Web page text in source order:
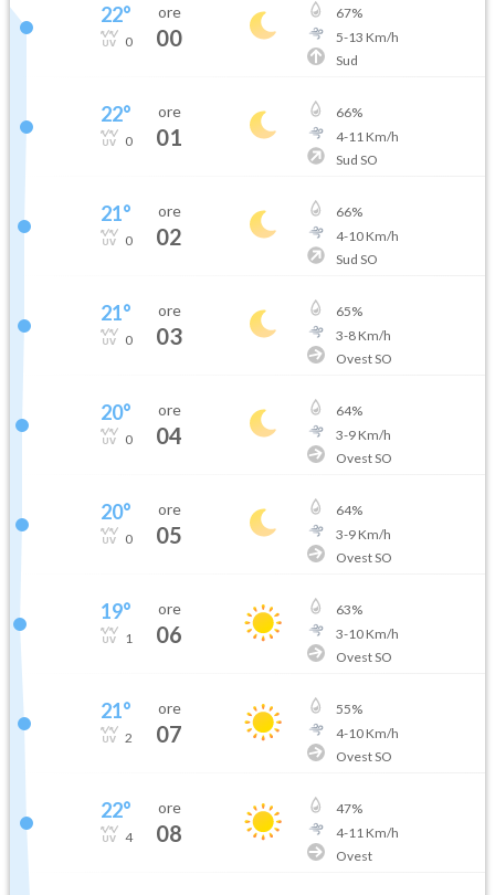
22°
0
ore
00
67%
5-13 Km/h
Sud
22°
0
ore
01
66%
4-11 Km/h
Sud SO
21°
0
ore
02
66%
4-10Km/h
Sud SO
21°
0
ore
03
65%
3-8Km/h
Ovest SO
20°
0
ore
04
64%
3-9Km/h
Ovest SO
20°
0
ore
05
64%
3-9Km/h
Ovest SO
19°
1
ore
06
63%
3-10Km/h
Ovest SO
21°
2
ore
07
55%
4-10Km/h
Ovest SO
22°
4
ore
08
47%
4-11 Km/h
Ovest